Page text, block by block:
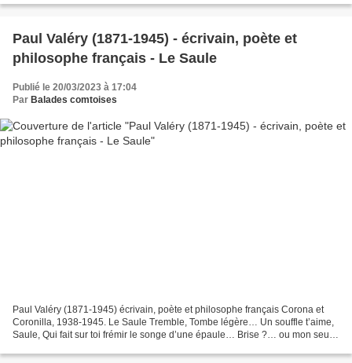
Paul Valéry (1871-1945) - écrivain, poète et
philosophe français - Le Saule
Publié le 20/03/2023 à 17:04
Par Balades comtoises
Paul Valéry (1871-1945) écrivain, poète et philosophe français Corona et
Coronilla, 1938-1945. Le Saule Tremble, Tombe légère… Un souffle t’aime,
Saule, Qui fait sur toi frémir le songe d’une épaule… Brise ?… ou mon seul